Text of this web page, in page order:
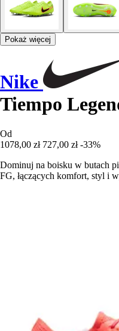
Pokaż więcej
Nike
Tiempo
Od
1078,00 zł 727,00 zł -33%
Dominuj na boisku w butach
FG, łączących komfort, styl i